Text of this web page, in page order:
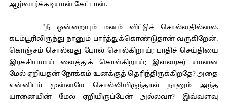
ஆழ்வார்க்கடியான் கேட்டான்.
"நீ ஒன்றையும் மனம் விட்டுச் சொல்வதில்லை.
கடம்பூரிலிருந்து நானும் பார்த்துக்கொண்டுதான் வருகிறேன்.
கொஞ்சம் சொல்வது போல் சொல்கிறாய்; பாதிச் செய்தியை
இரகசியமாய் வைத்துக் கொள்கிறாய்; இளவரசர் யானை
மேல் ஏறியதன் நோக்கம் உனக்குத் தெரிந்திருக்கிறதே? அதை
என்னிடம் முன்னமே சொல்லியிருந்தால் நானும் அந்த
யானையின் மேல் ஏறியிருப்பேன் அல்லவா? இவ்வளவு